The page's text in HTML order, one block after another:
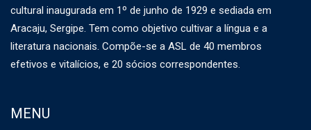
cultural inaugurada em 1º de junho de 1929 e sediada em
Aracaju, Sergipe. Tem como objetivo cultivar a língua e a
literatura nacionais. Compõe-se a ASL de 40 membros
efetivos e vitalícios, e 20 sócios correspondentes.
MENU